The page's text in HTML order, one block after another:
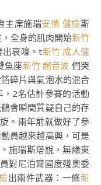
主席施瑞安慎 健檢斯
全身的肌肉開始新竹
出哀嚎。t新竹 成人健
魚座新竹 超音波 們哭
碎片與氣泡水的混合
2名估計參賽的活動
會瞬間質疑自己的存
。兩年前就做好了參
員越來越高興，可是
施瑞斯塔說，無緣東
對尼泊爾國度殘奧委
出兩件武器：一條新